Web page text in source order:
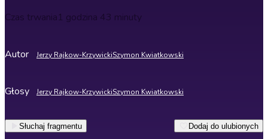
Czas trwania1 godzina 43 minuty
Autor Jerzy Rajkow-KrzywickiSzymon Kwiatkowski
Głosy Jerzy Rajkow-KrzywickiSzymon Kwiatkowski
Słuchaj fragmentu Dodaj do ulubionych